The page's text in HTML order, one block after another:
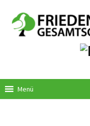
Inhalt
Menü